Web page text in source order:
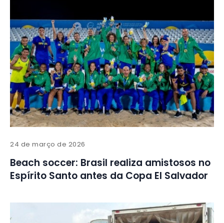
24 de março de 2026
Beach soccer: Brasil realiza amistosos no
Espírito Santo antes da Copa El Salvador